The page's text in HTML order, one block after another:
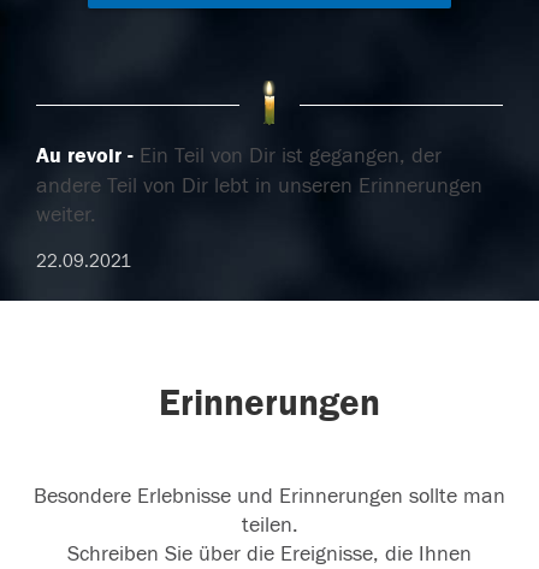
Au revoir
Ein Teil von Dir ist gegangen, der
andere Teil von Dir lebt in unseren Erinnerungen
weiter.
22.09.2021
Erinnerungen
Besondere Erlebnisse und Erinnerungen sollte man
teilen.
Schreiben Sie über die Ereignisse, die Ihnen